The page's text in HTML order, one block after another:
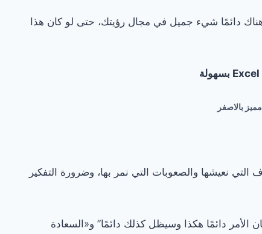
دائمًا شيء جميل في مجال رؤيتك، حتى لو كان هذا
بالاصفر
نعيشها والصعوبات التي نمر بها، وضرورة التفكير
الأمر دائمًا هكذا وسيظل كذلك دائمًا” و«السعادة